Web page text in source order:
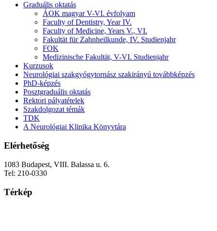
Graduális oktatás
ÁOK magyar V-VI. évfolyam
Faculty of Dentistry, Year IV.
Faculty of Medicine, Years V., VI.
Fakultät für Zahnheilkunde, IV. Studienjahr
FOK
Medizinische Fakultät, V-VI. Studienjahr
Kurzusok
Neurológiai szakgyógytornász szakirányú továbbképzés
PhD-képzés
Posztgraduális oktatás
Rektori pályatételek
Szakdolgozat témák
TDK
A Neurológiai Klinika Könyvtára
Elérhetőség
1083 Budapest, VIII. Balassa u. 6.
Tel: 210-0330
Térkép